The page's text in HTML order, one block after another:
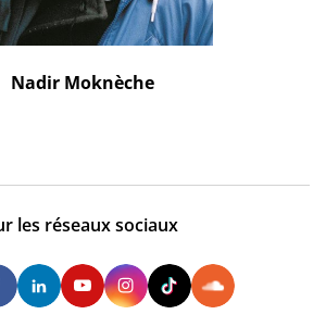
Nadir Moknèche
les réseaux sociaux
TwitterFacebookLinkedInYoutubeInstagram